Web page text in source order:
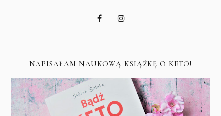
NAPISAŁAM NAUKOWĄ KSIĄŻKĘ O KETO!